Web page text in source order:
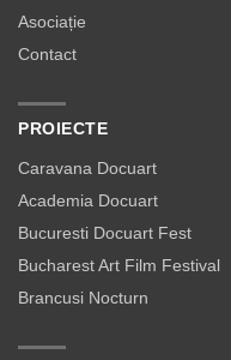
Asociație
Contact
PROIECTE
Caravana Docuart
Academia Docuart
Bucuresti Docuart Fest
Bucharest Art Film Festival
Brancusi Nocturn